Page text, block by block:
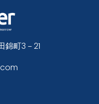
錦町3－21